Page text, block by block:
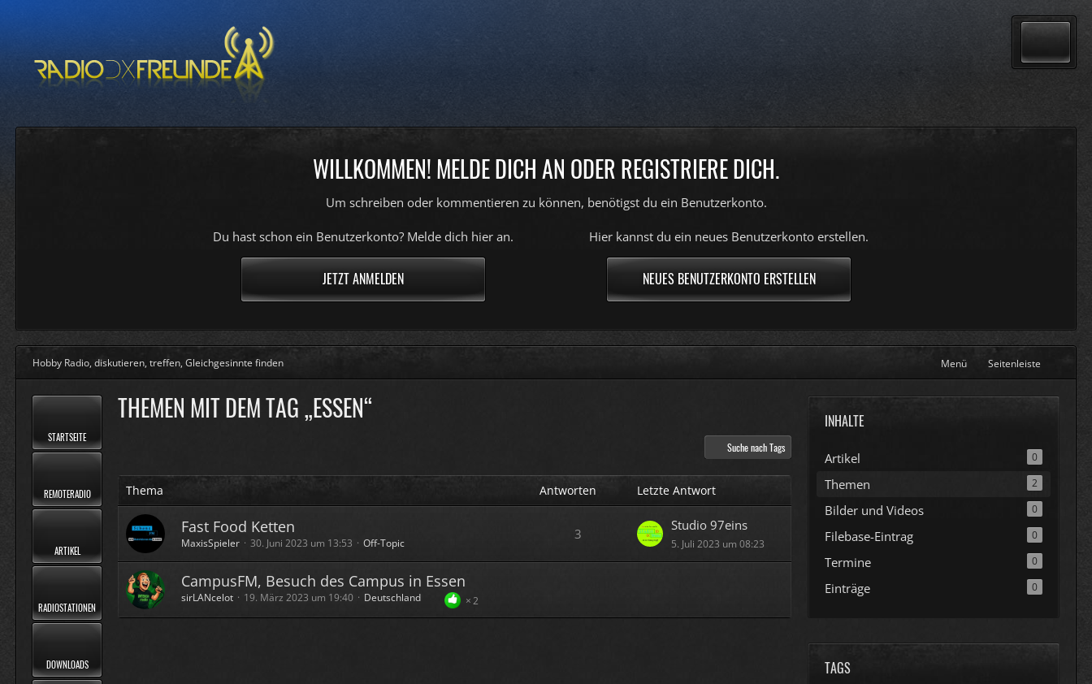
WILLKOMMEN! MELDE DICH AN ODER REGISTRIERE DICH.
Um schreiben oder kommentieren zu können, benötigst du ein Benutzerkonto.
Du hast schon ein Benutzerkonto? Melde dich hier an.
JETZT ANMELDEN
Hier kannst du ein neues Benutzerkonto erstellen.
NEUES BENUTZERKONTO ERSTELLEN
Hobby Radio, diskutieren, treffen, Gleichgesinnte finden Menü Seitenleiste
STARTSEITE
REMOTERADIO
ARTIKEL
RADIOSTATIONEN
DOWNLOADS
THEMEN MIT DEM TAG „ESSEN“
Suche nach Tags
Thema Antworten Letzte Antwort
Fast Food Ketten
MaxisSpieler 30. Juni 2023 um 13:53 Off-Topic
3
Studio 97eins
5. Juli 2023 um 08:23
CampusFM, Besuch des Campus in Essen
2
sirLANcelot 19. März 2023 um 19:40 Deutschland
INHALTE
Artikel 0
Themen 2
Bilder und Videos 0
Filebase-Eintrag 0
Termine 0
Einträge 0
TAGS